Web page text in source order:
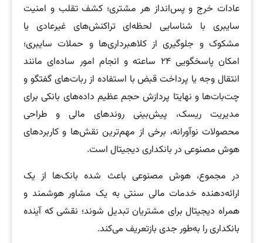
عادات خرج و پس‌انداز هر مشتری؛ کشف تقلب و امنیت
سایبری با شناسایی لحظه‌ای تراکنش‌های غیرعادی یا
مشکوک و جلوگیری از کلاهبرداری‌ها و حملات سایبری؛
امکان پاسخگویی ۲۴ ساعته و انجام امور ساده‌ای مانند
انتقال وجه یا پرداخت قبض با استفاده از ربات‌های گفتگو و
چت‌بات‌ها و نهایتا پردازش حجم عظیم داده‌های بانکی برای
مدیریت ریسک، پیش‌بینی روندهای مالی و طراحی
محصولات نوآورانه، برخی از مهم‌ترین نقش‌ها و کاربردهای
هوش مصنوعی در بانکداری دیجیتال است.
در مجموع، هوش مصنوعی باعث شده بانک‌ها از یک
ارائه‌دهنده خدمات مالی سنتی به یک مشاور هوشمند و
همراه دیجیتال برای مشتریان تبدیل شوند؛ نقشی که آینده
بانکداری را به‌طور جدی بازتعریف می‌کند.